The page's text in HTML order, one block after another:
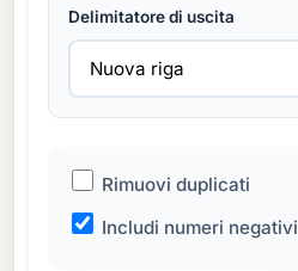
Delimitatore di uscita
Rimuovi duplicati
Includi numeri negativi